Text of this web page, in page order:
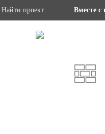
Вместе с